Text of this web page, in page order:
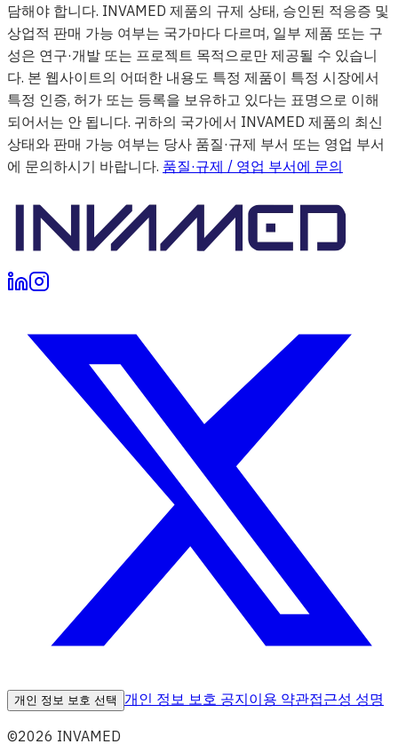
담해야 합니다. INVAMED 제품의 규제 상태, 승인된 적응증 및
상업적 판매 가능 여부는 국가마다 다르며, 일부 제품 또는 구
성은 연구·개발 또는 프로젝트 목적으로만 제공될 수 있습니
다. 본 웹사이트의 어떠한 내용도 특정 제품이 특정 시장에서
특정 인증, 허가 또는 등록을 보유하고 있다는 표명으로 이해
되어서는 안 됩니다. 귀하의 국가에서 INVAMED 제품의 최신
상태와 판매 가능 여부는 당사 품질·규제 부서 또는 영업 부서
에 문의하시기 바랍니다. 품질·규제 / 영업 부서에 문의
개인 정보 보호 선택 개인 정보 보호 공지이용 약관접근성 성명
©2026 INVAMED